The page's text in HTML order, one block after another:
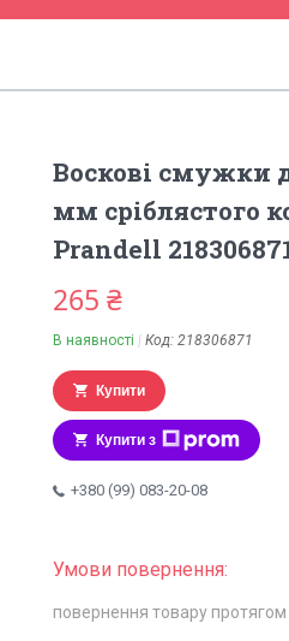
Воскові смужки
мм сріблястого
Prandell
265 ₴
В наявності Код: 218306871
Купити
Купити з
+380 (99) 083-20-08
повернення товару протягом